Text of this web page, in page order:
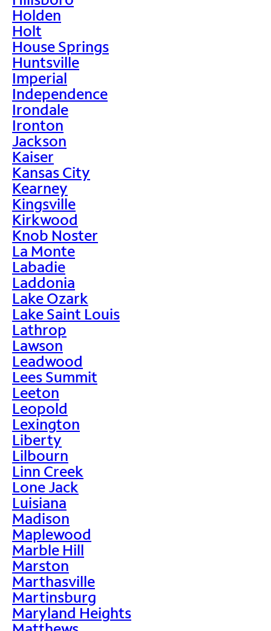
Holden
Holt
House Springs
Huntsville
Imperial
Independence
Irondale
Ironton
Jackson
Kaiser
Kansas City
Kearney
Kingsville
Kirkwood
Knob Noster
La Monte
Labadie
Laddonia
Lake Ozark
Lake Saint Louis
Lathrop
Lawson
Leadwood
Lees Summit
Leeton
Leopold
Lexington
Liberty
Lilbourn
Linn Creek
Lone Jack
Luisiana
Madison
Maplewood
Marble Hill
Marston
Marthasville
Martinsburg
Maryland Heights